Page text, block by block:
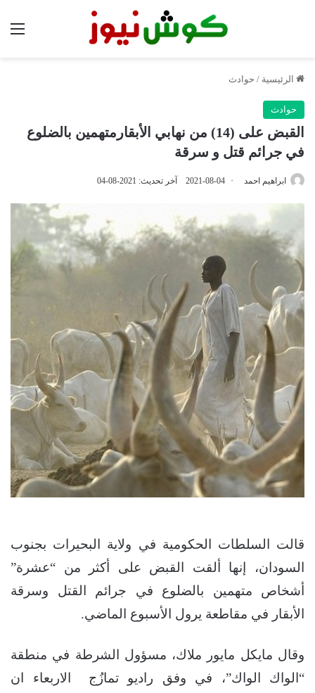
الرئيسية / حوادث
حوادث
القبض على (14) من نهابي الأبقارمتهمين بالضلوع
في جرائم قتل و سرقة
ابراهيم احمد 2021-08-04 آخر تحديث: 2021-08-04
قالت السلطات الحكومية في ولاية البحيرات بجنوب
السودان، إنها ألقت القبض على أكثر من “عشرة”
أشخاص متهمين بالضلوع في جرائم القتل وسرقة
الأبقار في مقاطعة يرول الأسبوع الماضي.
وقال مايكل مايور ملاك، مسؤول الشرطة في منطقة
“الواك الواك”، في وفق راديو تمازُج الاربعاء ان